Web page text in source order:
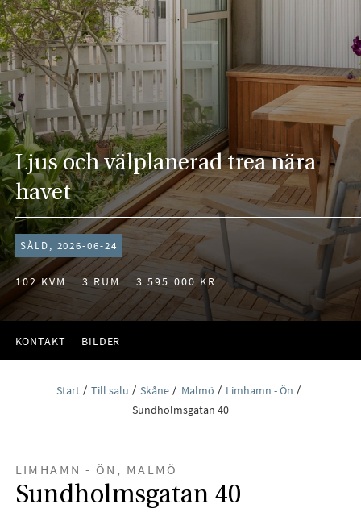
Ljus och välplanerad trea nära
havet
SÅLD, 2026-06-24
102 KVM 3 RUM 3 595 000 KR
KONTAKT BILDER
Start Till salu Skåne Malmö
Limhamn - Ön
Sundholmsgatan 40
LIMHAMN - ÖN, MALMÖ
Sundholmsgatan 40